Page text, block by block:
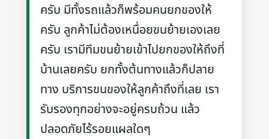
ครับ มีทั้งรถแล้วก็พร้อมคนยกของให้
ครับ ลูกค้าไม่ต้องเหนื่อยขนย้ายเองเลย
ครับ เรามีทีมขนย้ายเข้าไปยกของให้ถึงที่
บ้านเลยครับ ยกทั้งต้นทางแล้วก็ปลาย
ทาง บริการขนของให้ลูกค้าถึงที่เลย เรา
รับรองทุกอย่างจะอยู่ครบถ้วน แล้ว
ปลอดภัยไร้รอยแผลใดๆ